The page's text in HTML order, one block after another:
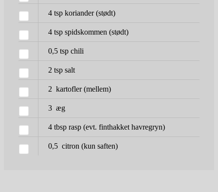
4 tsp koriander (stødt)
4 tsp spidskommen (stødt)
0,5 tsp chili
2 tsp salt
2 kartofler (mellem)
3 æg
4 tbsp rasp (evt. finthakket havregryn)
0,5 citron (kun saften)